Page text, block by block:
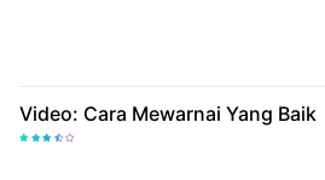
Video: Cara Mewarnai Yang Baik